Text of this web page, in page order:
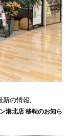
新の情報,
港北店 移転のお知ら